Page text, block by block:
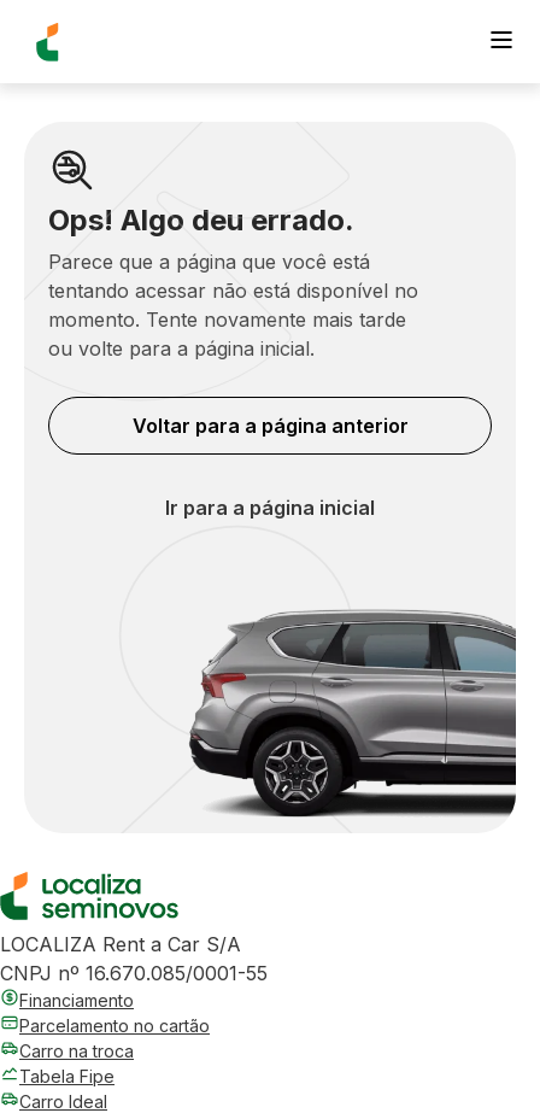
Ops! Algo deu errado.
Parece que a página que você está
tentando acessar não está disponível no
momento. Tente novamente mais tarde
ou volte para a página inicial.
Voltar para a página anterior
Ir para a página inicial
LOCALIZA Rent a Car S/A
CNPJ nº 16.670.085/0001-55
Financiamento
Parcelamento no cartão
Carro na troca
Tabela Fipe
Carro Ideal